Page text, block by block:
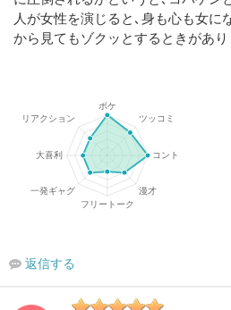
人が女性を演じると､身も心も女に
から見てもゾクッとするときがあり
返信する